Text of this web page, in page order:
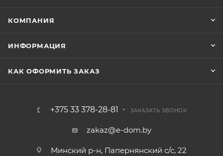
КОМПАНИЯ
ИНФОРМАЦИЯ
КАК ОФОРМИТЬ ЗАКАЗ
+375 33 378-28-81 ЗАКАЗАТЬ ЗВОНОК
zakaz@e-dom.by
Минский р-н, Папернянский с/с, 22